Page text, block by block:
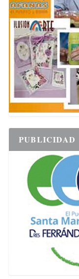
PUBLICIDAD